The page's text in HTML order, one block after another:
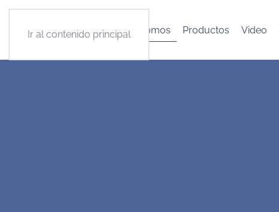
Ir al contenido principalQuienes somos Productos Video